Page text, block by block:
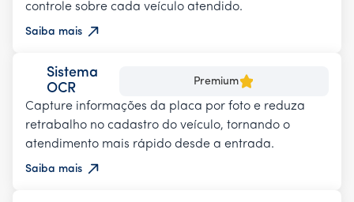
controle sobre cada veículo atendido.
Saiba mais
Sistema
OCR
Premium
Capture informações da placa por foto e reduza
retrabalho no cadastro do veículo, tornando o
atendimento mais rápido desde a entrada.
Saiba mais